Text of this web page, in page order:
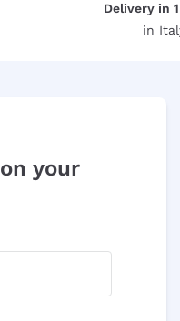
Delivery in
in
on your